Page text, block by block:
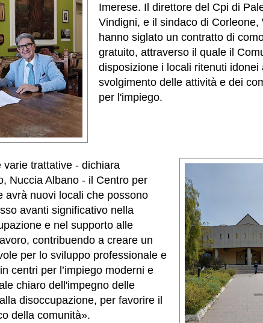
Imerese. Il direttore del Cpi di
Vindigni, e il sindaco di Corleone,
hanno siglato un contratto di
gratuito, attraverso il quale il
disposizione i locali ritenuti idonei
svolgimento delle attività e dei
per l'impiego.
trattative - dichiara
Nuccia Albano - il Centro per
avrà nuovi locali che possono
avanti significativo nella
e nel supporto alle
contribuendo a creare un
per lo sviluppo professionale e
centri per l’impiego moderni e
chiaro dell'impegno delle
disoccupazione, per favorire il
della comunità».